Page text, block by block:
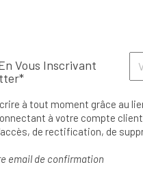
Vous Inscrivant
à tout moment grâce au
à votre compte
de rectification, de
email de confirmation